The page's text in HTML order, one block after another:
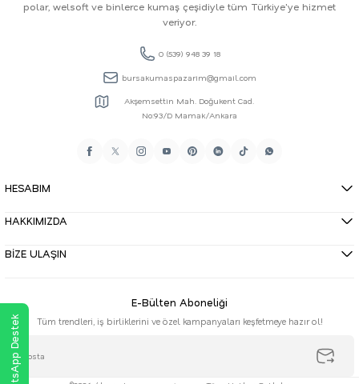
polar, welsoft ve binlerce kumaş çeşidiyle tüm Türkiye'ye hizmet
veriyor.
0 (539) 948 39 18
bursakumaspazarim@gmail.com
Akşemsettin Mah. Doğukent Cad.
No:93/D Mamak/Ankara
HESABIM
HAKKIMIZDA
BİZE ULAŞIN
E-Bülten Aboneliği
Tüm trendleri, iş birliklerini ve özel kampanyaları keşfetmeye hazır ol!
WhatsApp Destek